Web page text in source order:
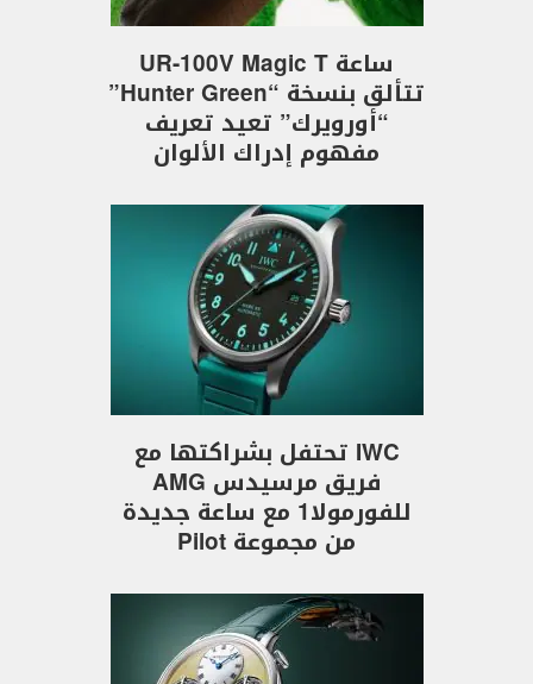
ساعة UR-100V Magic T
تتألق بنسخة “Hunter Green”
“أورويرك” تعيد تعريف
مفهوم إدراك الألوان
IWC تحتفل بشراكتها مع
فريق مرسيدس AMG
للفورمولا1 مع ساعة جديدة
من مجموعة Pilot